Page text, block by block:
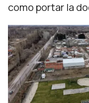
como portar la